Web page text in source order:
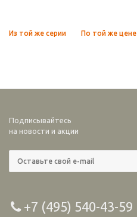
Из той же серии По той же цене
Подписывайтесь
на новости и акции
+7 (495) 540-43-59